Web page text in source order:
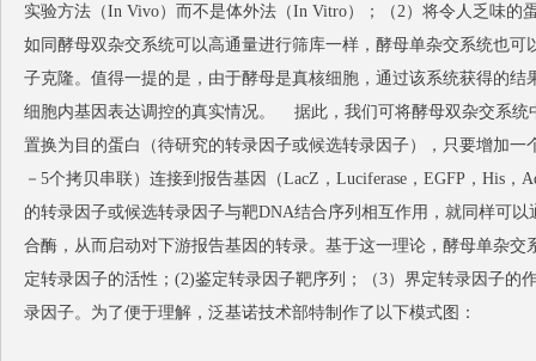
实验方法（In Vivo）而不是体外法（In Vitro）；（2）将令人乏味的
如同酵母双杂交系统可以高通量进行筛库一样，酵母单杂交系统也
子克隆。值得一提的是，由于酵母是真核细胞，通过该系统获得的
细胞内基因表达调控的真实情况。
据此，我们可将酵母双杂交系
置换为目的蛋白（待研究的转录因子或候选转录因子），只要增加
－5个拷贝串联）连接到报告基因（LacZ，Luciferase，EGFP，His
的转录因子或候选转录因子与靶DNA结合序列相互作用，就同样可
合酶，从而启动对下游报告基因的转录。基于这一理论，酵母单杂
定转录因子的活性；(2)鉴定转录因子靶序列；（3）界定转录因子的
录因子。为了便于理解，泛基诺技术部特制作了以下模式图：